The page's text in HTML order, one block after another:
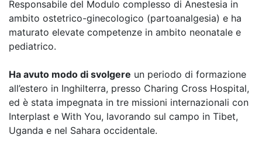
Responsabile del Modulo complesso di Anestesia in
ambito ostetrico-ginecologico (partoanalgesia) e ha
maturato elevate competenze in ambito neonatale e
pediatrico.
Ha avuto modo di svolgere un periodo di formazione
all’estero in Inghilterra, presso Charing Cross Hospital,
ed è stata impegnata in tre missioni internazionali con
Interplast e With You, lavorando sul campo in Tibet,
Uganda e nel Sahara occidentale.